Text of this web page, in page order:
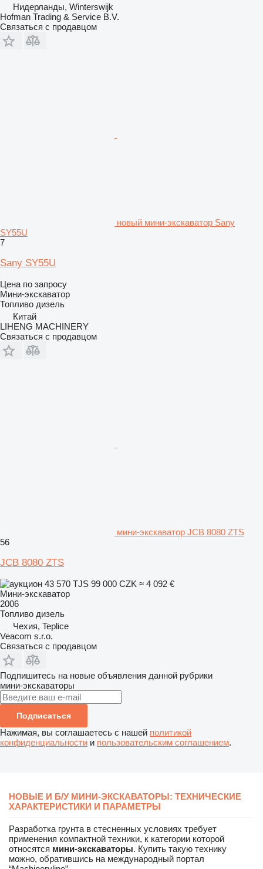
Нидерланды, Winterswijk
Hofman Trading & Service B.V.
Связаться с продавцом
новый мини-экскаватор Sany
SY55U
7
Sany SY55U
Цена по запросу
Мини-экскаватор
Топливо дизель
Китай
LIHENG MACHINERY
Связаться с продавцом
мини-экскаватор JCB 8080 ZTS
56
JCB 8080 ZTS
43 570 TJS 99 000 CZK ≈ 4 092 €
Мини-экскаватор
2006
Топливо дизель
Чехия, Teplice
Veacom s.r.o.
Связаться с продавцом
Подпишитесь на новые объявления данной рубрики
мини-экскаваторы
Подписаться
Нажимая, вы соглашаетесь с нашей политикой
конфиденциальности и пользовательским соглашением.
НОВЫЕ И Б/У МИНИ-ЭКСКАВАТОРЫ: ТЕХНИЧЕСКИЕ
ХАРАКТЕРИСТИКИ И ПАРАМЕТРЫ
Разработка грунта в стесненных условиях требует
применения компактной техники, к категории которой
относятся мини-экскаваторы. Купить такую технику
можно, обратившись на международный портал